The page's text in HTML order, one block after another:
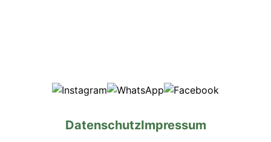
Instagram WhatsApp Facebook
DatenschutzImpressum